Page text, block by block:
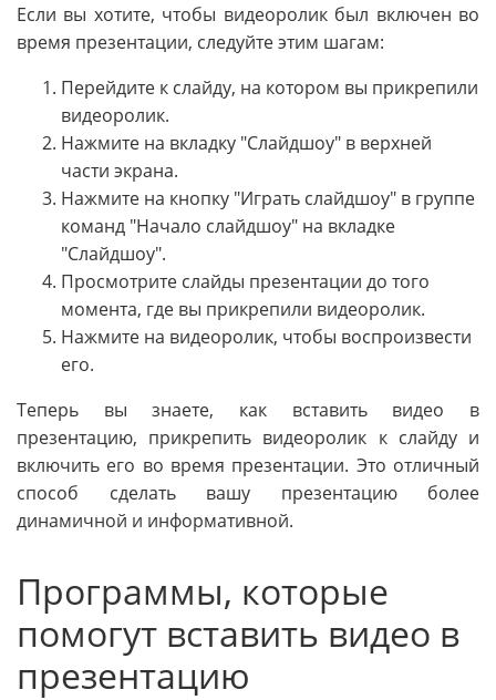
Если вы хотите, чтобы видеоролик был включен во
время презентации, следуйте этим шагам:
Перейдите к слайду, на котором вы прикрепили
видеоролик.
Нажмите на вкладку "Слайдшоу" в верхней
части экрана.
Нажмите на кнопку "Играть слайдшоу" в группе
команд "Начало слайдшоу" на вкладке
"Слайдшоу".
Просмотрите слайды презентации до того
момента, где вы прикрепили видеоролик.
Нажмите на видеоролик, чтобы воспроизвести
его.
Теперь вы знаете, как вставить видео в
презентацию, прикрепить видеоролик к слайду и
включить его во время презентации. Это отличный
способ сделать вашу презентацию более
динамичной и информативной.
Программы, которые
помогут вставить видео в
презентацию